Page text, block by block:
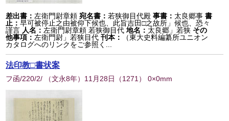
差出書： 左衛門尉章頼 宛名書：若狭御目代殿 事書： 太良郷事書
止：早可被停止之由被仰下候也、此旨吉田□之故所」候也、恐々
謹言 人名： 左衛門尉章頼 若狭御目代 地名： 太良郷」若狭 その
他事項： 左衛門尉」若狭目代刊本：
（東大史料編纂所ユニオン
カタログへのリンクをご参照く...
法印教□書状案
フ函/220/2/ （文永8年）11月28日 （1271 ） 0×0mm